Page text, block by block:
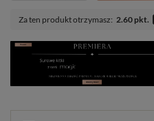
Za ten produkt otrzymasz: 2.60 pkt.